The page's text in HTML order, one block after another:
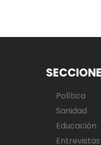
Política
Sanidad
Educación
Entrevistas